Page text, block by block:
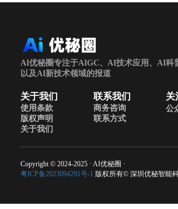
AI优秘圈专注于AIGC、AI技术应用、AI科
以及AI新技术领域的报道
关于我们
使用条款
版权声明
关于我们
联系我们
商务咨询
联系方式
关
公
Copyright © 2024-2025 · AI优秘圈 ·
粤ICP备2023094291号-1 版权所有© 深圳优秘智能